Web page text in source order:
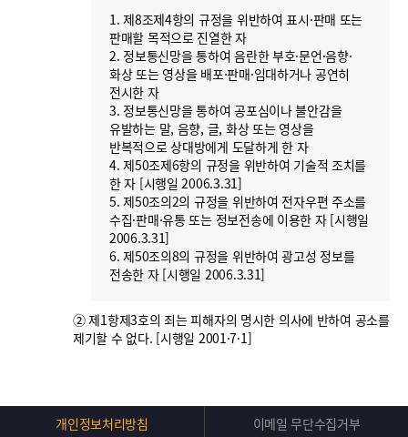
1. 제8조제4항의 규정을 위반하여 표시·판매 또는
판매할 목적으로 진열한 자
2. 정보통신망을 통하여 음란한 부호·문언·음향·
화상 또는 영상을 배포·판매·임대하거나 공연히
전시한 자
3. 정보통신망을 통하여 공포심이나 불안감을
유발하는 말, 음향, 글, 화상 또는 영상을
반복적으로 상대방에게 도달하게 한 자
4. 제50조제6항의 규정을 위반하여 기술적 조치를
한 자 [시행일 2006.3.31]
5. 제50조의2의 규정을 위반하여 전자우편 주소를
수집·판매·유통 또는 정보전송에 이용한 자 [시행일
2006.3.31]
6. 제50조의8의 규정을 위반하여 광고성 정보를
전송한 자 [시행일 2006.3.31]
② 제1항제3호의 죄는 피해자의 명시한 의사에 반하여 공소를
제기할 수 없다. [시행일 2001·7·1]
개인정보처리방침 이메일 무단수집거부